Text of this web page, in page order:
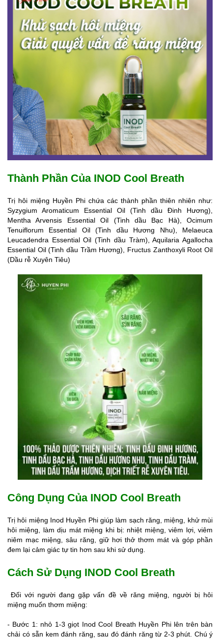
Thành Phần Của INOD Cool Breath
Trị hôi miệng Huyền Phi chứa các thành phần thiên nhiên như:
Syzygium Aromaticum Essential Oil (Tinh dầu Đinh Hương),
Mentha Arvensis Essential Oil (Tinh dầu Bạc Hà), Ocimum
Tenuiflorum Essential Oil (Tinh dầu Hương Nhu), Melaeuca
Leucadendra Essential Oil (Tinh dầu Tràm), Aquilaria Agallocha
Essential Oil (Tinh dầu Trầm Hương), Fructus Zanthoxyli Root Oil
(Dầu rễ Xuyên Tiêu)
Công Dụng Của INOD Cool Breath
Trị hôi miệng Inod Huyền Phi giúp làm sạch răng, miệng, khử mùi
hôi miệng, làm dịu mát miệng khi bị: nhiệt miệng, viêm lợi, viêm
niêm mạc miệng, sâu răng, giữ hơi thở thơm mát và góp phần
đem lại cảm giác tự tin hơn sau khi sử dụng.
Cách Sử Dụng INOD Cool Breath
Đối với người đang gặp vấn đề về răng miệng, người bị hôi
miệng muốn thơm miệng:
- Bước 1: nhỏ 1-3 giọt Inod Cool Breath Huyền Phi lên trên bàn
chải có sẵn kem đánh răng, sau đó đánh răng từ 2-3 phút. Chú ý